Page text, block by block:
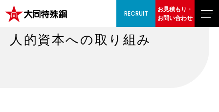
RECRUIT
お見積もり・
お問い合わせ
人的資本への取り組み